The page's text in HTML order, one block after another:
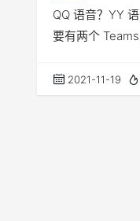
QQ 语音？YY
要有两个
2021-11-19